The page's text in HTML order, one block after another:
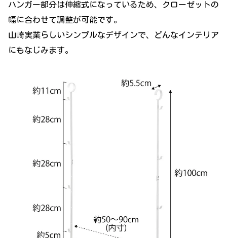
ハンガー部分は伸縮式になっているため、クローゼットの
幅に合わせて調整が可能です。
山崎実業らしいシンプルなデザインで、どんなインテリア
にもなじみます。